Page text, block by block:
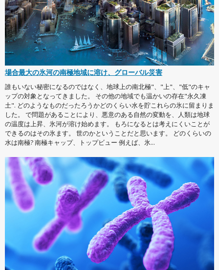
場合最大の氷河の南極地域に溶け、グローバル災害
誰もいない秘密になるのではなく、地球上の南北極"、"上"、"低"のキャ
ップの対象となってきました。 その他の地域でも温かいの存在"永久凍
土". どのようなものだったろうかどのくらい水を貯これらの氷に留まりま
した。 で問題があることにより、悪意のある自然の変動を、人類は地球
の温度は上昇、氷河が溶け始めます。 もろになるとは考えにくいことが
できるのはその氷ます。 世のかということだと思います。 どのくらいの
水は南極? 南極キャップ、トップビュー 例えば、氷...